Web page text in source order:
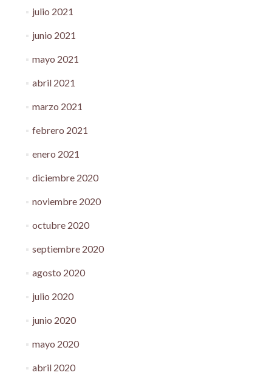
julio 2021
junio 2021
mayo 2021
abril 2021
marzo 2021
febrero 2021
enero 2021
diciembre 2020
noviembre 2020
octubre 2020
septiembre 2020
agosto 2020
julio 2020
junio 2020
mayo 2020
abril 2020